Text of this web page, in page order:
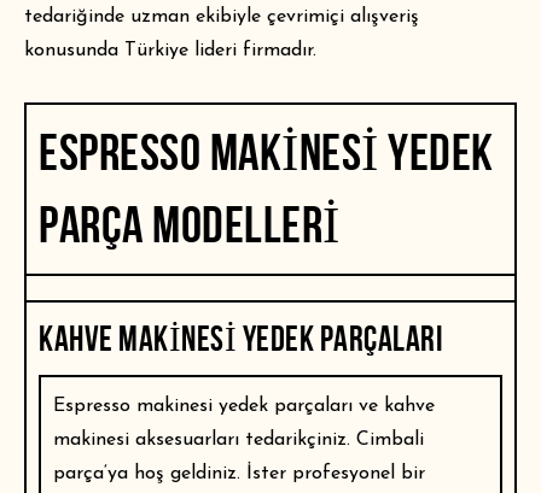
tedariğinde uzman ekibiyle çevrimiçi alışveriş
konusunda Türkiye lideri firmadır.
ESPRESSO MAKINESI YEDEK
PARÇA MODELLERI
KAHVE MAKINESI YEDEK PARÇALARI
Espresso makinesi yedek parçaları ve kahve
makinesi aksesuarları tedarikçiniz. Cimbali
parça‘ya hoş geldiniz. İster profesyonel bir